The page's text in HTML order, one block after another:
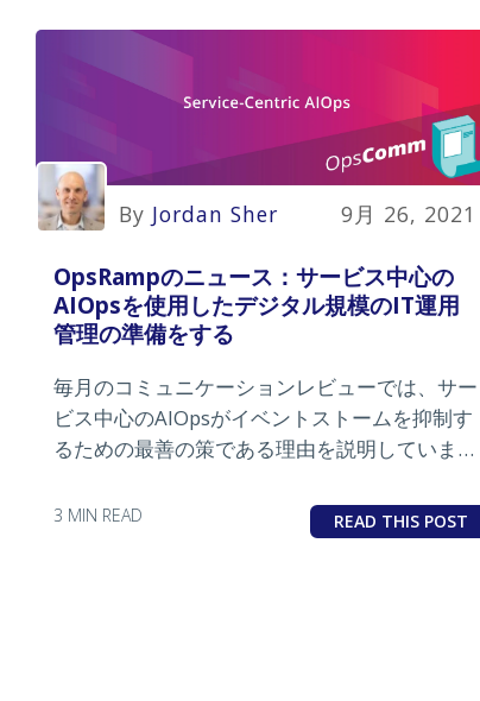
By Jordan Sher 9月 26, 2021
OpsRampのニュース：サービス中心の
AIOpsを使用したデジタル規模のIT運用
管理の準備をする
毎月のコミュニケーションレビューでは、サー
ビス中心のAIOpsがイベントストームを抑制す
るための最善の策である理由を説明していま
3 MIN READ READ THIS POST